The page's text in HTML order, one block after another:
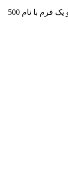
لطفاً افزونه فرم 7 تماس را نصب و فعال کنید و یک فرم با نام 500